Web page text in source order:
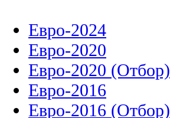
Евро-2024
Евро-2020
Евро-2020 (Отбор)
Евро-2016
Евро-2016 (Отбор)